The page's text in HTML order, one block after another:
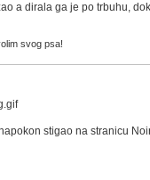
a dirala ga je po trbuhu,
svog psa!
stigao na stranicu